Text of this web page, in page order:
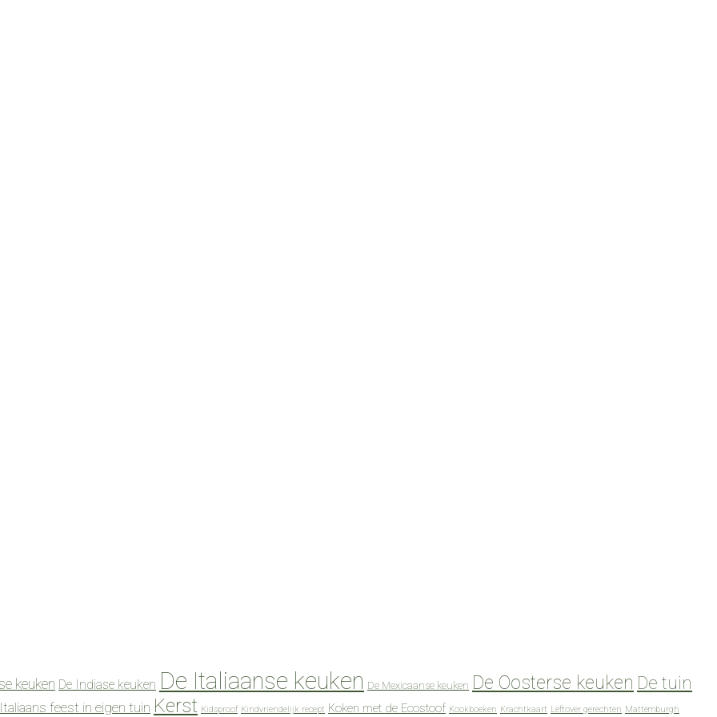
keuken De Indiase keuken De Italiaanse keuken De Mexicaanse keuken De Oosterse keuken De tuin
Italiaans feest in eigen tuin Kerst Kidsproof Kindvriendelijk recept Koken met de Ecostoof Kookboeken Krachtkaart Leftover gerechten Mattemburgh